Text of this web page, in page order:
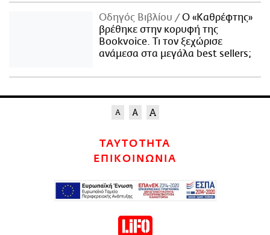
Οδηγός Βιβλίου
Ο «Καθρέφτης»
βρέθηκε στην κορυφή της
Bookvoice. Τι τον ξεχώρισε
ανάμεσα στα μεγάλα best sellers;
ΤΑΥΤΟΤΗΤΑ
ΕΠΙΚΟΙΝΩΝΙΑ